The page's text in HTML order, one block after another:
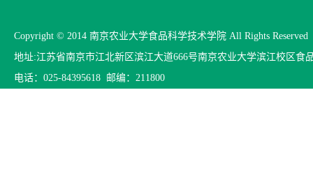
Copyright © 2014 南京农业大学食品科学技术学院 All Rights Reserved
地址:江苏省南京市江北新区滨江大道666号南京农业大学滨江校区食
电话：025-84395618 邮编：211800